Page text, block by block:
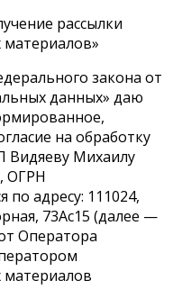
рассылки
закона от
данных» даю
на обработку
Видяеву Михаилу
ОГРН
по адресу: 111024,
73Ас15 (далее —
Оператора